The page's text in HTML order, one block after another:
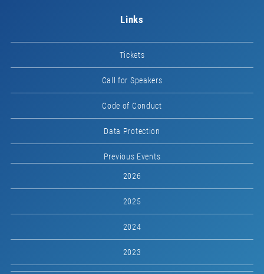
Links
Tickets
Call for Speakers
Code of Conduct
Data Protection
Previous Events
2026
2025
2024
2023